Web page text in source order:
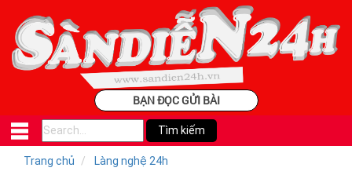
BẠN ĐỌC GỬI BÀI
Trang chủ Làng nghệ 24h